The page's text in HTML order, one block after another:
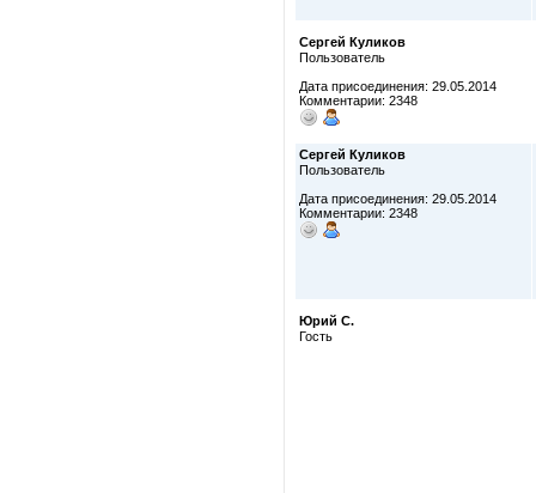
Сергей Куликов
Пользователь
Дата присоединения: 29.05.2014
Комментарии: 2348
Сергей Куликов
Пользователь
Дата присоединения: 29.05.2014
Комментарии: 2348
Юрий С.
Гость